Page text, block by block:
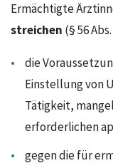
Ermächtigte
streichen (§ 56
die
Einstellung von
Tätigkeit,
erforderlichen
gegen die für